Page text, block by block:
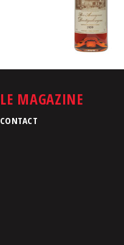
LE MAGAZINE
CONTACT